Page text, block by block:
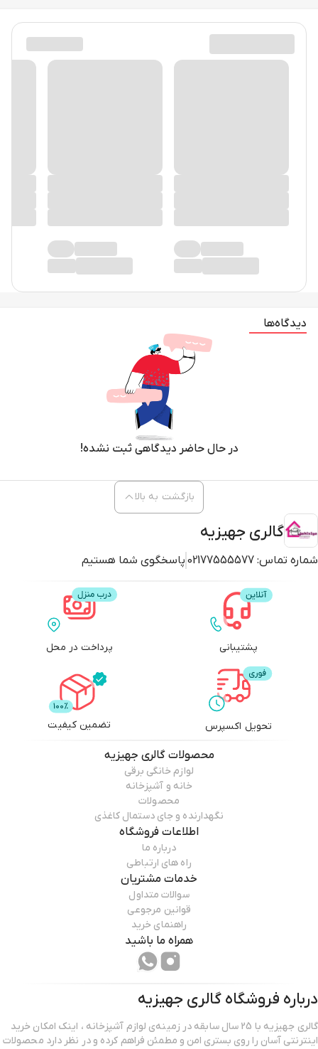
دیدگاه‌ها
در حال حاضر دیدگاهی ثبت نشده!
گالری جهیزیه
شماره تماس: 02177555577 پاسخگوی شما هستیم
بازگشت به بالا
پشتیبانی پرداخت در محل
تحویل اکسپرس تضمین کیفیت
محصولاتگالری جهیزیه
لوازم خانگی برقی
خانه و آشپزخانه
محصولات
نگهدارنده و جای دستمال کاغذی
اطلاعات فروشگاه
درباره ما
راه های ارتباطی
خدمات مشتریان
سوالات متداول
قوانین مرجوعی
راهنمای خرید
همراه ما باشید
درباره فروشگاه گالری جهیزیه
گالری جهیزیه با 25 سال سابقه در زمینه‌ی لوازم آشپزخانه ، اینک امکان خرید
اینترنتی آسان را روی بستری امن و مطمئن فراهم کرده و در نظر دارد محصولات